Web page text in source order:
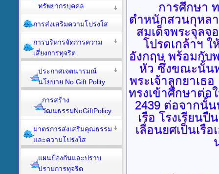
การศึกษา ทร
ตำหนักสวนกุหล
สมเด็จพระจุลจ
โปรดเกล้าฯ
อังกฤษ พร้อมกับ
หัว ซึ่งขณะนั้นท
พระเจ้าลูกยาเธ
ทรงเข้าศึกษาต่อ
2439 ต่อจากนั้
เรือ โรงเรียน
เลื่อนยศเป็นเรื
ทรัพยากรบุคคล
การส่งเสริมความโปร่งใส
การบริหารจัดการความ
เสี่ยงการทุจริต
ประกาศเจตนารมณ์
นโยบาย No Gift Polity
การสร้าง
วัฒนธรรมNoGiftPolicy
มาตรการส่งเสริมคุณธรรม
และความโปร่งใส
แผนป้องกันและปราบ
ปรามการทุจริต